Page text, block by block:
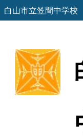
白山市立笠間中学校